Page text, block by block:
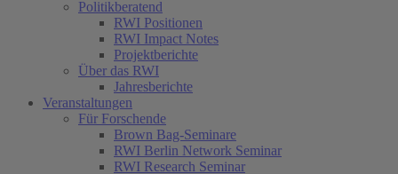
Politikberatend
RWI Positionen
RWI Impact Notes
Projektberichte
Über das RWI
Jahresberichte
Veranstaltungen
Für Forschende
Brown Bag-Seminare
RWI Berlin Network Seminar
RWI Research Seminar